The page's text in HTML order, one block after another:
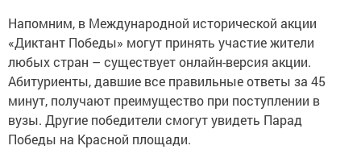
Напомним, в Международной исторической акции
«Диктант Победы» могут принять участие жители
любых стран – существует онлайн-версия акции.
Абитуриенты, давшие все правильные ответы за 45
минут, получают преимущество при поступлении в
вузы. Другие победители смогут увидеть Парад
Победы на Красной площади.